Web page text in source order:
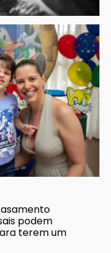
podem
terem um